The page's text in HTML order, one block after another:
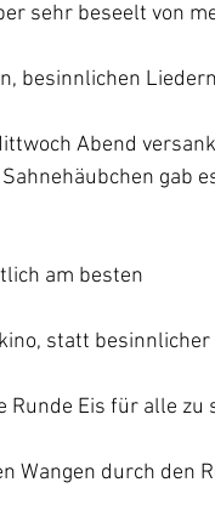
sehr beseelt von
besinnlichen
Abend
gab
am besten
statt
Runde Eis für alle zu
Wangen durch den